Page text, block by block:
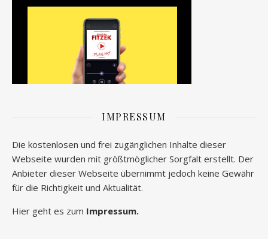
IMPRESSUM
Die kostenlosen und frei zugänglichen Inhalte dieser
Webseite wurden mit größtmöglicher Sorgfalt erstellt. Der
Anbieter dieser Webseite übernimmt jedoch keine Gewähr
für die Richtigkeit und Aktualität.
Hier geht es zum Impressum.